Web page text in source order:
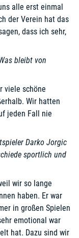
alle erst einmal
der Verein hat das
dass ich sehr,
bleibt von
viele schöne
Wir hatten
jeden Fall nie
Darko Jorgic
sportlich und
wir so lange
haben. Er war
in großen Spielen
emotional war
hat. Dazu sind wir